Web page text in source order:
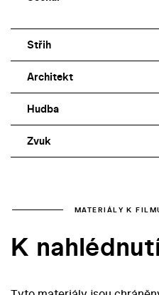
Střih
Architekt
Hudba
Zvuk
MATERIÁLY K
K